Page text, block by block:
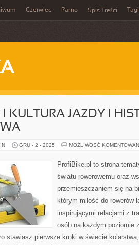
Czerwiec Parno Spis Treści Tagi
I KULTURA JAZDY I
GRU - 2 - 2025 MOŻLIWOŚĆ
ProfiBike.pl to strona
światu rowerowemu oraz
przemieszczaniem się na
którym miłość do rowerów
inspirującymi relacjami z
osób na każdym poziomie
stawiasz pierwsze kroki w świecie